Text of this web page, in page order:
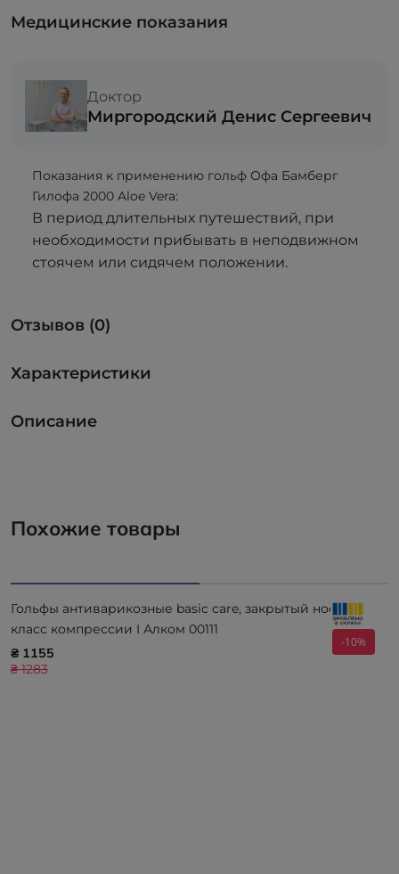
Медицинские показания
Доктор
Миргородский Денис Сергеевич
Показания к применению гольф Офа Бамберг
Гилофа 2000 Aloe Vera:
В период длительных путешествий, при
необходимости прибывать в неподвижном
стоячем или сидячем положении.
Отзывов (0)
Характеристики
Описание
Похожие товары
-10%
Гольфы антиварикозные basic care, закрытый носок,
класс компрессии I Алком 00111
₴ 1155
₴ 1283